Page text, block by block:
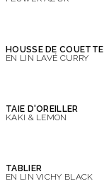
HOUSSE DE COUETTE
EN LIN LAVÉ CURRY
TAIE D'OREILLER
KAKI & LEMON
TABLIER
EN LIN VICHY BLACK